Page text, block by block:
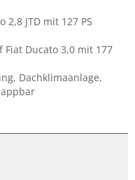
2,8 JTD mit 127 PS
Fiat Ducato 3,0 mit 177
Dachklimaanlage,